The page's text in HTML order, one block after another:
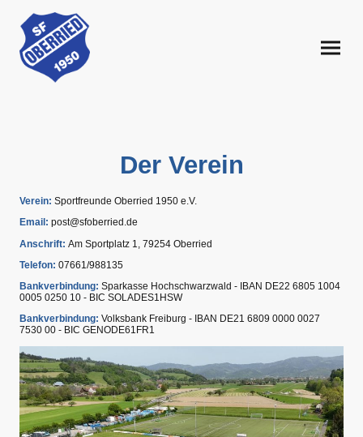
Der Verein
Verein: Sportfreunde Oberried 1950 e.V.
Email: post@sfoberried.de
Anschrift: Am Sportplatz 1, 79254 Oberried
Telefon: 07661/988135
Bankverbindung: Sparkasse Hochschwarzwald - IBAN DE22 6805 1004
0005 0250 10 - BIC SOLADES1HSW
Bankverbindung: Volksbank Freiburg - IBAN DE21 6809 0000 0027
7530 00 - BIC GENODE61FR1